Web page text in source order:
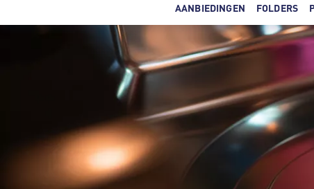
AANBIEDINGEN FOLDERS